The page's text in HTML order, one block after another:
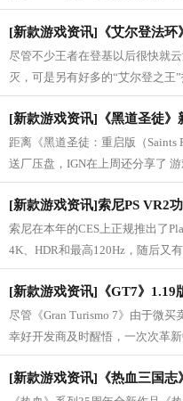
中，金乌带着炙热的辉光飞过大
[新款游戏资讯]《艾尔登法环
尽管不少王者在登基以后很快就
灭，可是另有好多的“艾尔登之王
作者的帮助下还便是那个花样百
[新款游戏资讯]《黑道圣徒》
距离《黑道圣徒：重启版（
送厂压盘，IGN在上周还分享了
近日，SPD Gaming又带来了一段
[新款游戏资讯]索尼PS VR2
索尼在本年的CES上正规推出了
4K、HDR和最高120Hz，随后又
日期于今为迷。当前索尼推出了
[新款游戏资讯]《GT7》1.19
尽管《Gran Turismo 7》由于微
幸好开发商及时醒悟，一次次革
山内一典分享了《GT7》三辆新款
[新款游戏资讯]《热血三国志